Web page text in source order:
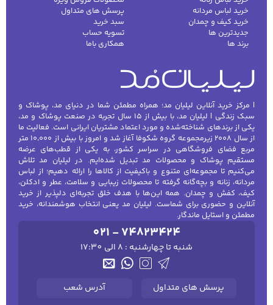
خرید لباس مردانه
خرید کیف و چمدان
جدیدترین ها
برند ها
پرسش های متداول
سبد خرید
تسویه حساب
همکاری باما
| مرکز خرید آنلاین لیلیان مد؛ همراه مطمئن شما در دنیای مد، پوشاک و
سبک زندگی | لیلیان مد، با بیش از ۱۵ سال تجربه در صنعت پوشاک و مد،
یکی از برندهای شناخته‌شده و مورد اعتماد مشتریان ایرانی است. فعالیت ما
از سال ۲۰۰۸ زیرمجموعه گروه شکوفا آغاز شد و امروز با بیش از ۱۰٬۰۰۰ متر
مربع فضای فروشگاهی در سراسر کشور، به یکی از قطب‌های عرضه
مستقیم پوشاک و محصولات مد تبدیل شده‌ایم. در لیلیان مد تلاش
می‌کنیم تا مجموعه‌ای متنوع و باکیفیت از کالاها را ارائه دهیم؛ از لباس
مردانه، زنانه و بچه‌گانه گرفته تا محصولات زیبایی و سلامت، عطر و ادکلن،
کیف، کفش و چمدان. همه این‌ها با هدف خلق تجربه‌ای دلپذیر از خرید
آنلاین و حضوری برای شماست. لیلیان مد یعنی انتخاب هوشمندانه، خرید
مطمئن و استایل ماندگار.
021 - 74823424
شنبه تا چهارشنبه : 8 الی 17:30
پرسش های متداول آدرس شعب